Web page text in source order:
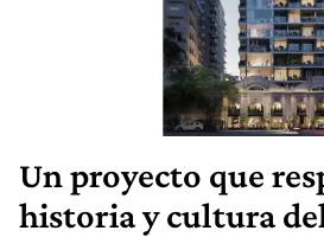
Un proyecto que
historia y cultura